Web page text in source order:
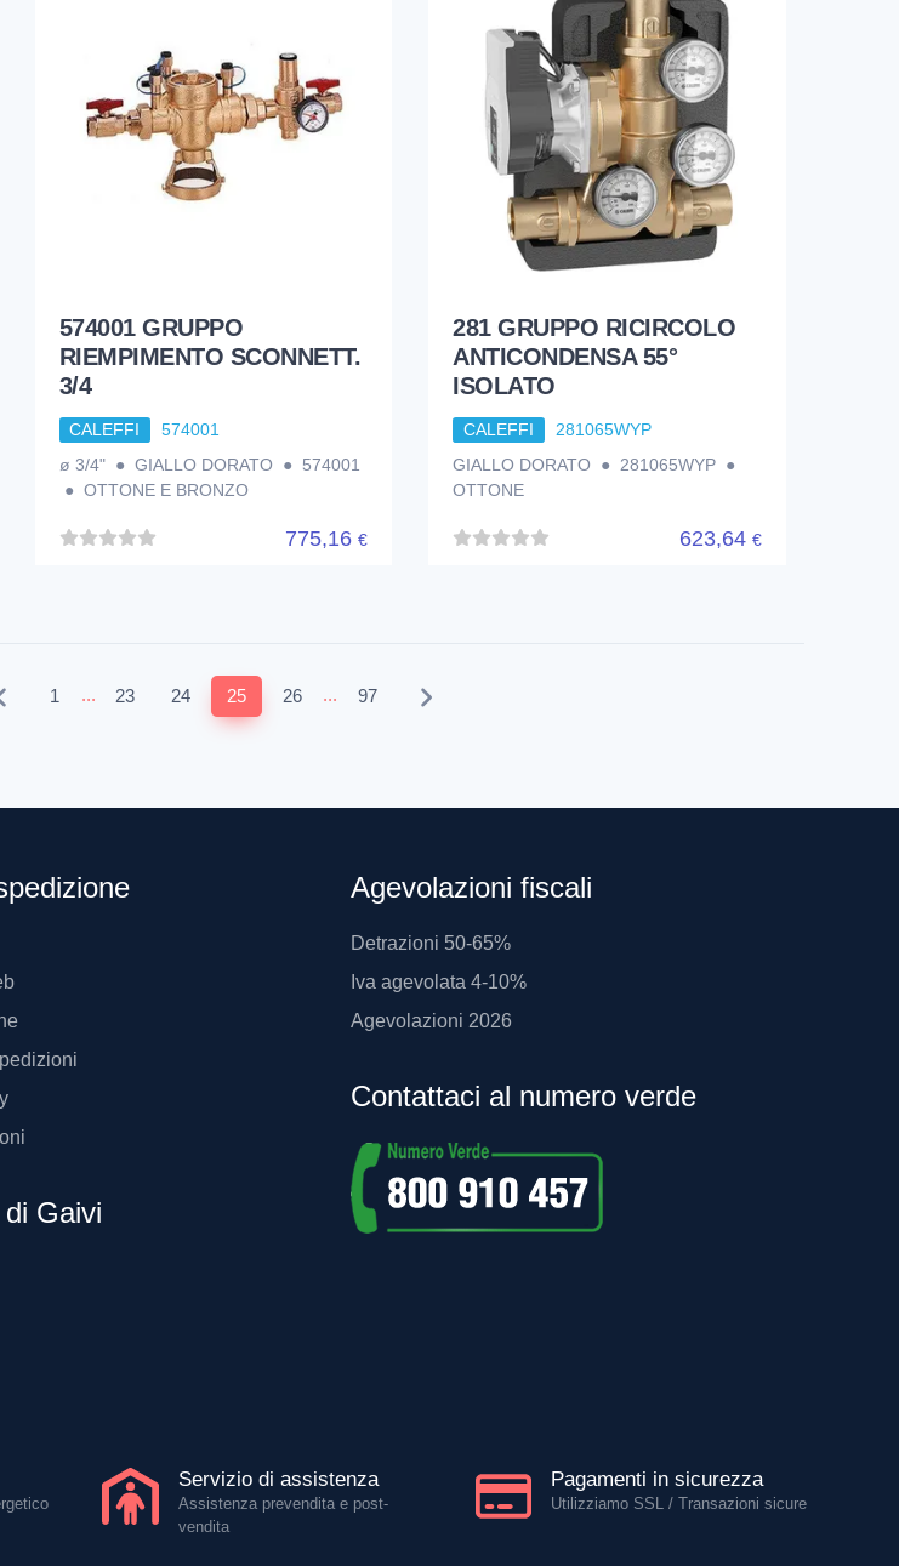
574001 GRUPPO
RIEMPIMENTO SCONNETT.
3/4
CALEFFI
574001
ø 3/4" ● GIALLO DORATO ● 574001
● OTTONE E BRONZO
775,16€
281 GRUPPO RICIRCOLO
ANTICONDENSA 55°
ISOLATO
CALEFFI
281065WYP
GIALLO DORATO ● 281065WYP ●
OTTONE
623,64 €
1 ... 23 24 25 26 ... 97
Gaivi
Agevolazioni fiscali
Detrazioni 50-65%
Iva agevolata 4-10%
Agevolazioni 2026
Contattaci al numero verde
Servizio di assistenza
Assistenza prevendita e post-
vendita
Pagamenti in sicurezza
Utilizziamo SSL / Transazioni sicure